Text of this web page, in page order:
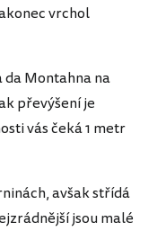
vrchol
da Montahna na
převýšení je
vás čeká 1 metr
avšak střídá
jsou malé